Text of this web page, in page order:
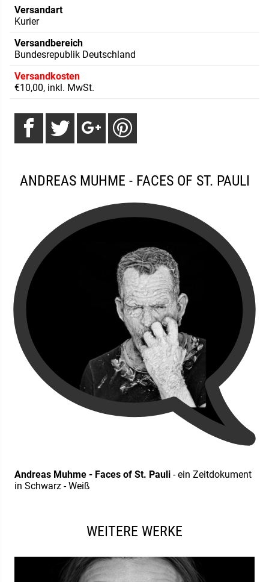
Versandart
Kurier
Versandbereich
Bundesrepublik Deutschland
Versandkosten
€10,00, inkl. MwSt.
ANDREAS MUHME - FACES OF ST. PAULI
Andreas Muhme - Faces of St. Pauli - ein Zeitdokument
in Schwarz - Weiß
WEITERE WERKE